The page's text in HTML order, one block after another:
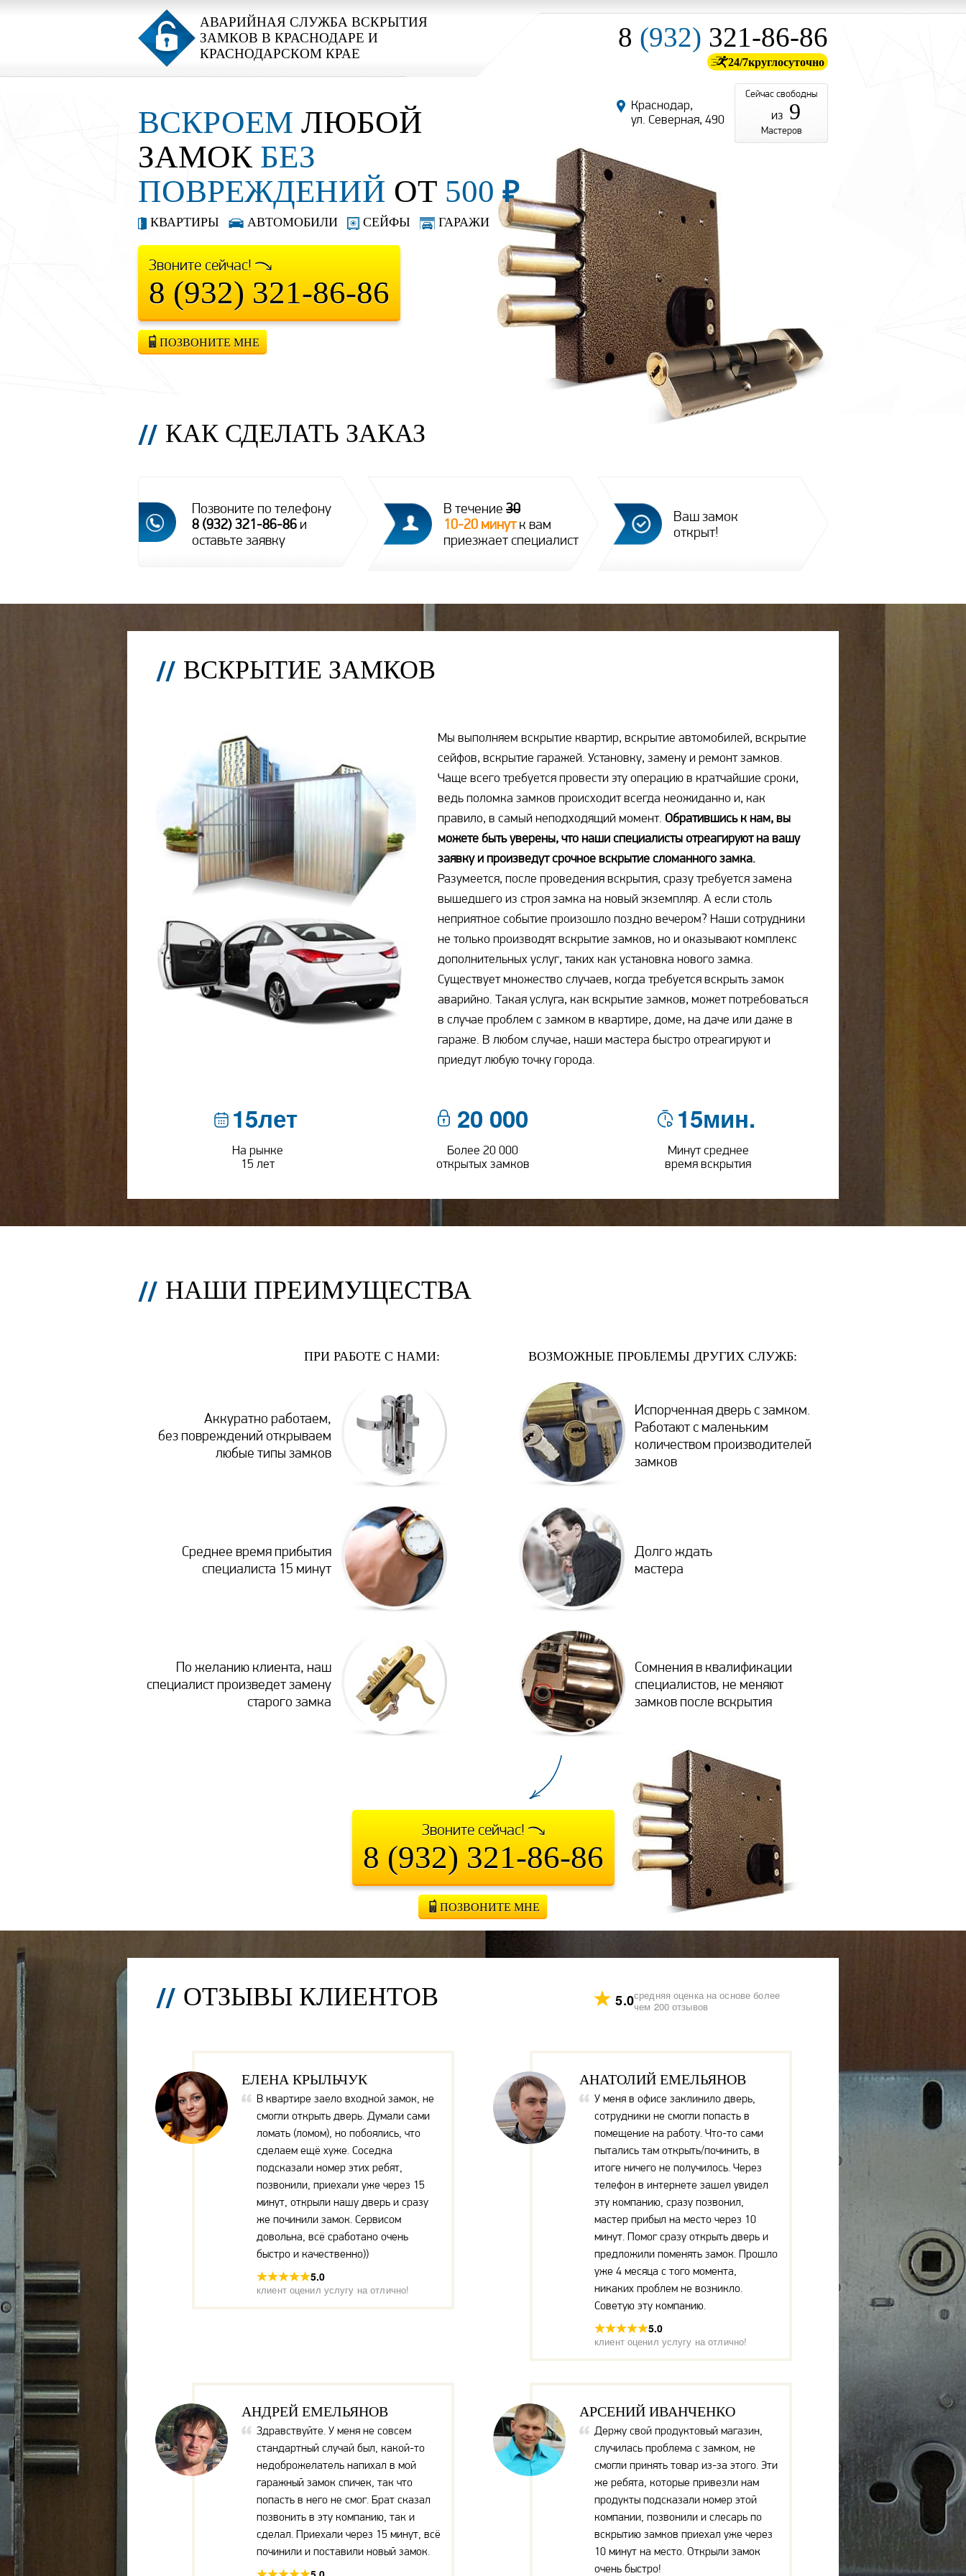
АВАРИЙНАЯ СЛУЖБА ВСКРЫТИЯ
ЗАМКОВ В КРАСНОДАРЕ И
КРАСНОДАРСКОМ КРАЕ
8 (932) 321-86-86
24/7круглосуточно
ВСКРОЕМ ЛЮБОЙ
ЗАМОК БЕЗ
ПОВРЕЖДЕНИЙ ОТ 500 ₽
КВАРТИРЫ АВТОМОБИЛИ СЕЙФЫ ГАРАЖИ
Звоните сейчас!
8 (932) 321-86-86
ПОЗВОНИТЕ МНЕ
Краснодар,
ул. Cеверная, 490
Сейчас свободны
из 9
Мастеров
КАК СДЕЛАТЬ ЗАКАЗ
Позвоните по телефону
8 (932) 321-86-86 и
оставьте заявку
В течение 30
10-20 минут к вам
приезжает специалист
Ваш замок
открыт!
ВСКРЫТИЕ ЗАМКОВ
Мы выполняем вскрытие квартир, вскрытие автомобилей, вскрытие
сейфов, вскрытие гаражей. Установку, замену и ремонт замков.
Чаще всего требуется провести эту операцию в кратчайшие сроки,
ведь поломка замков происходит всегда неожиданно и, как
правило, в самый неподходящий момент. Обратившись к нам, вы
можете быть уверены, что наши специалисты отреагируют на вашу
заявку и произведут срочное вскрытие сломанного замка.
Разумеется, после проведения вскрытия, сразу требуется замена
вышедшего из строя замка на новый экземпляр. А если столь
неприятное событие произошло поздно вечером? Наши сотрудники
не только производят вскрытие замков, но и оказывают комплекс
дополнительных услуг, таких как установка нового замка.
Существует множество случаев, когда требуется вскрыть замок
аварийно. Такая услуга, как вскрытие замков, может потребоваться
в случае проблем с замком в квартире, доме, на даче или даже в
гараже. В любом случае, наши мастера быстро отреагируют и
приедут любую точку города.
15лет
На рынке
15 лет
20 000
Более 20 000
открытых замков
15мин.
Минут среднее
время вскрытия
НАШИ ПРЕИМУЩЕСТВА
ПРИ РАБОТЕ С НАМИ:
Аккуратно работаем,
без повреждений открываем
любые типы замков
Среднее время прибытия
специалиста 15 минут
По желанию клиента, наш
специалист произведет замену
старого замка
ВОЗМОЖНЫЕ ПРОБЛЕМЫ ДРУГИХ СЛУЖБ:
Испорченная дверь с замком.
Работают с маленьким
количеством производителей
замков
Долго ждать
мастера
Сомнения в квалификации
специалистов, не меняют
замков после вскрытия
Звоните сейчас!
8 (932) 321-86-86
ПОЗВОНИТЕ МНЕ
ОТЗЫВЫ КЛИЕНТОВ 5.0средняя оценка на основе более
чем 200 отзывов
ЕЛЕНА КРЫЛЬЧУК
В квартире заело входной замок, не
смогли открыть дверь. Думали сами
ломать (ломом), но побоялись, что
сделаем ещё хуже. Соседка
подсказали номер этих ребят,
позвонили, приехали уже через 15
минут, открыли нашу дверь и сразу
же починили замок. Сервисом
довольна, всё сработано очень
быстро и качественно))
5.0
клиент оценил услугу на отлично!
АНАТОЛИЙ ЕМЕЛЬЯНОВ
У меня в офисе заклинило дверь,
сотрудники не смогли попасть в
помещение на работу. Что-то сами
пытались там открыть/починить, в
итоге ничего не получилось. Через
телефон в интернете зашел увидел
эту компанию, сразу позвонил,
мастер прибыл на место через 10
минут. Помог сразу открыть дверь и
предложили поменять замок. Прошло
уже 4 месяца с того момента,
никаких проблем не возникло.
Советую эту компанию.
5.0
клиент оценил услугу на отлично!
АНДРЕЙ ЕМЕЛЬЯНОВ
Здравствуйте. У меня не совсем
стандартный случай был, какой-то
недоброжелатель напихал в мой
гаражный замок спичек, так что
попасть в него не смог. Брат сказал
позвонить в эту компанию, так и
сделал. Приехали через 15 минут, всё
починили и поставили новый замок.
АРСЕНИЙ ИВАНЧЕНКО
Держу свой продуктовый магазин,
случилась проблема с замком, не
смогли принять товар из-за этого. Эти
же ребята, которые привезли нам
продукты подсказали номер этой
компании, позвонили и слесарь по
вскрытию замков приехал уже через
10 минут на место. Открыли замок
очень быстро!